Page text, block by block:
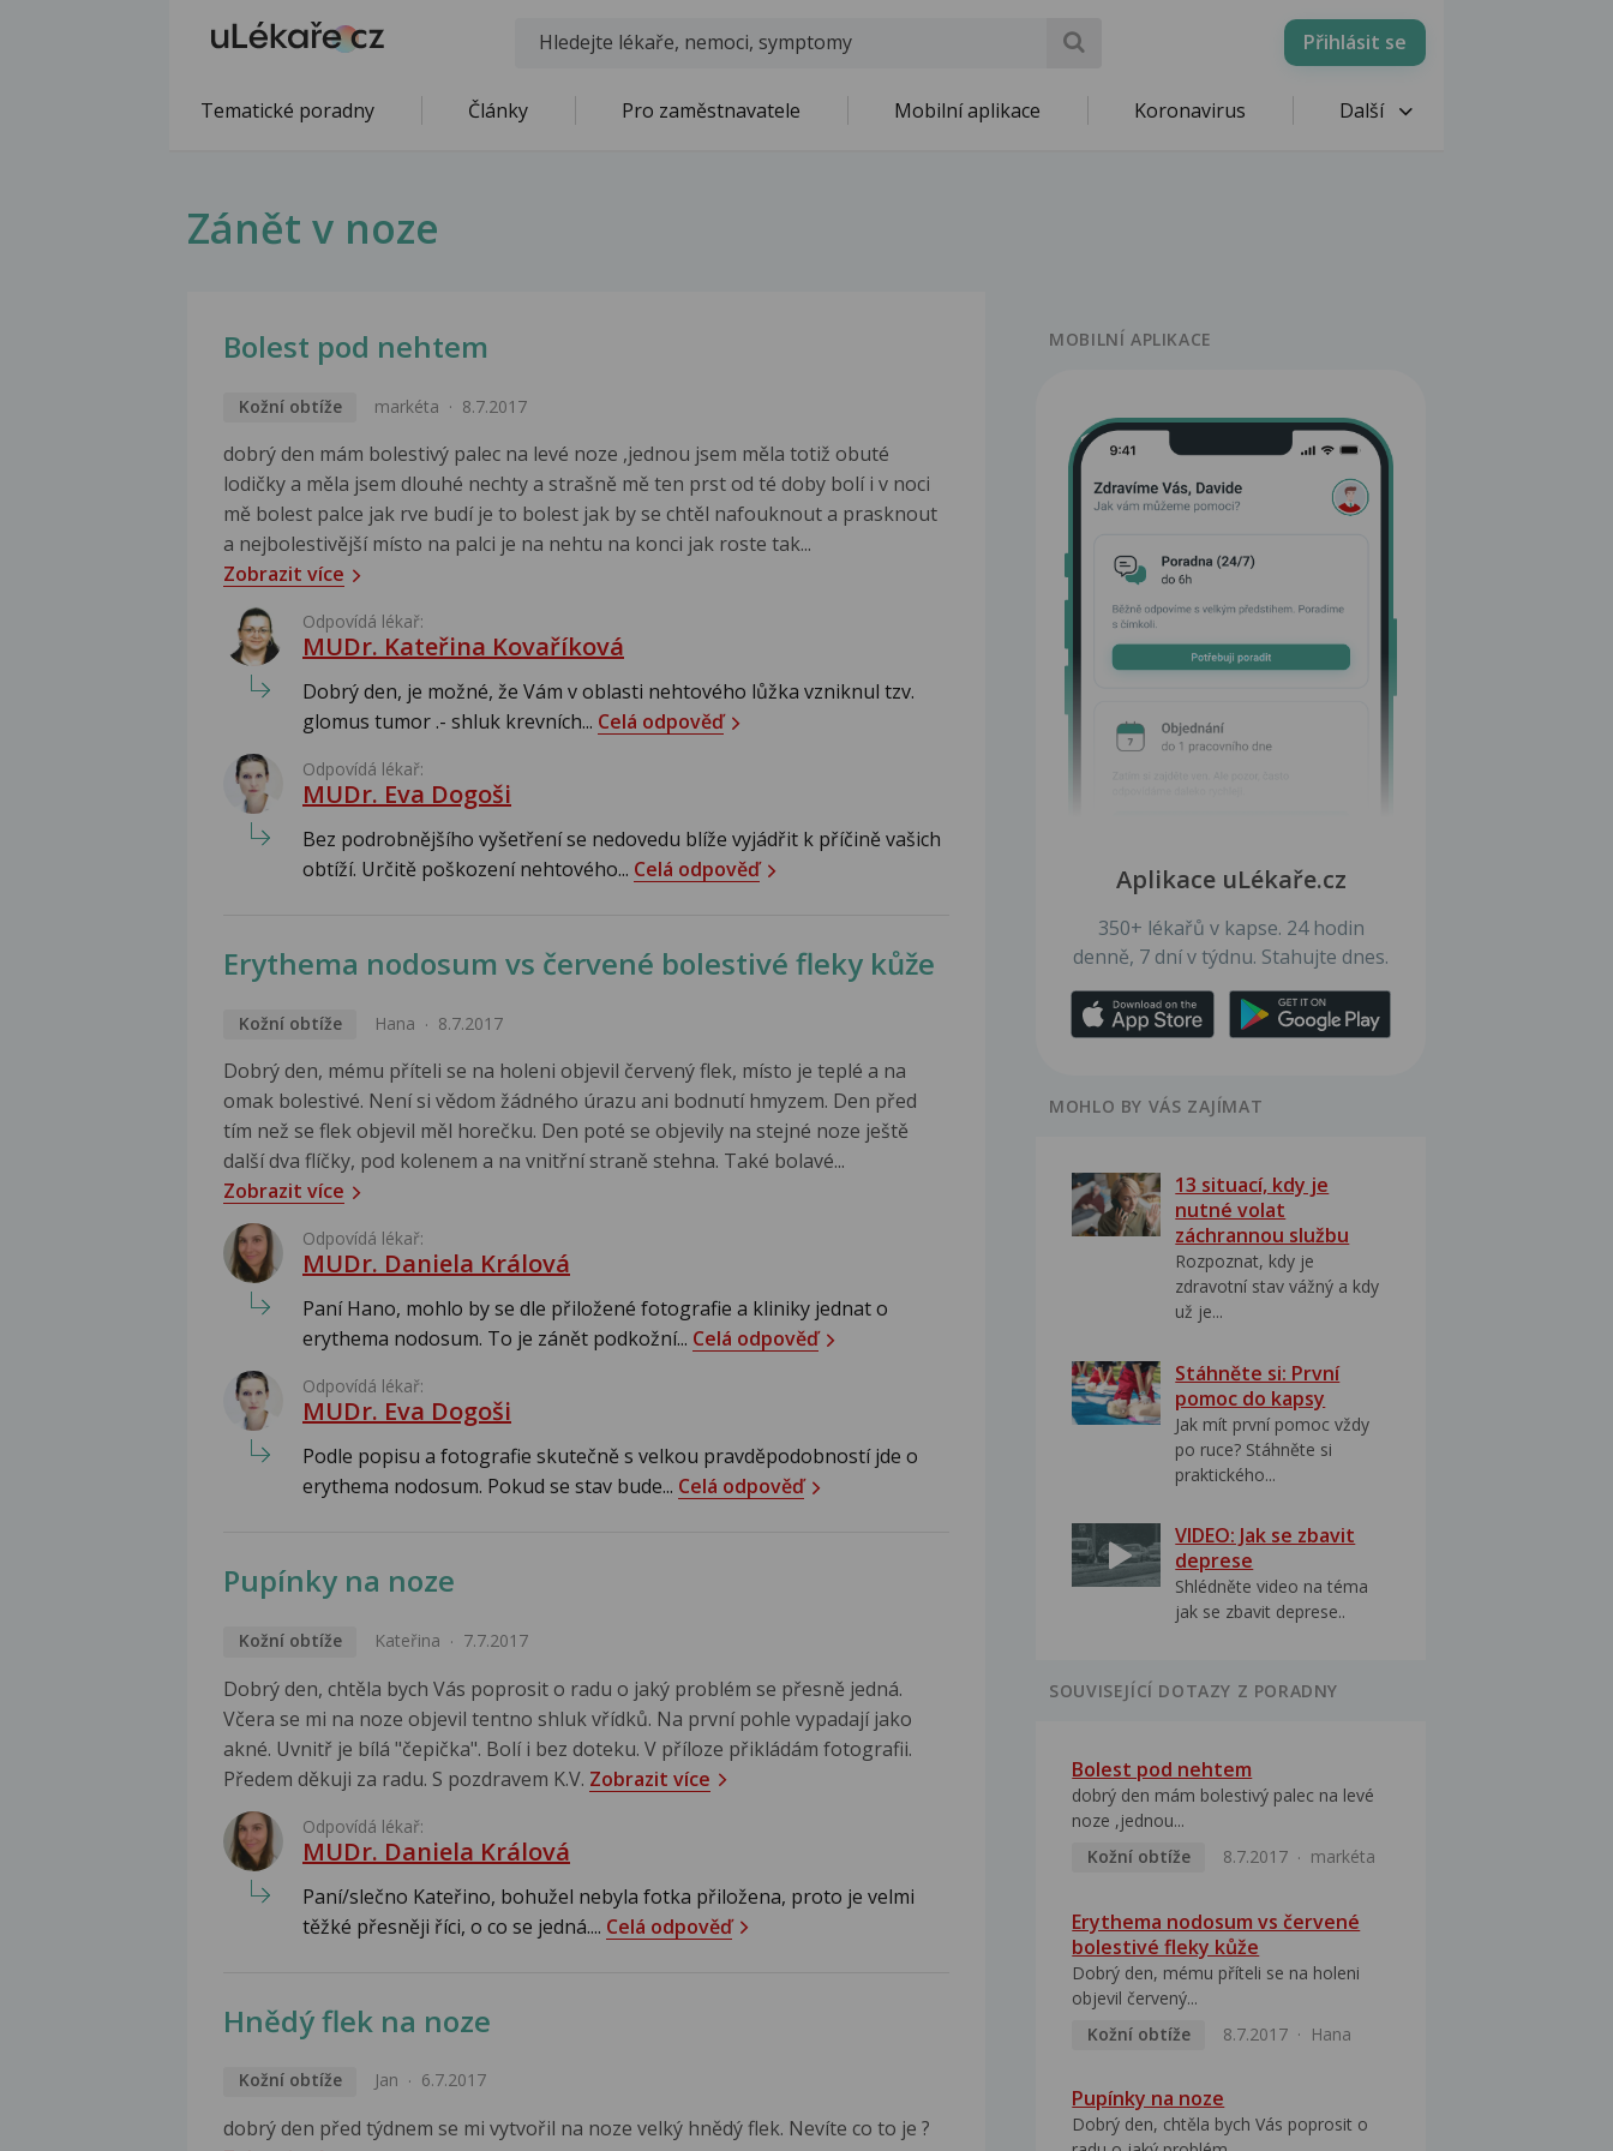
Přihlásit se
Tematické poradny Články Pro zaměstnavatele Mobilní aplikace Koronavirus Další
Zánět v noze
Bolest pod nehtem
Kožní obtíže markéta 8.7.2017
dobrý den mám bolestivý palec na levé noze ,jednou jsem měla totiž obuté
lodičky a měla jsem dlouhé nechty a strašně mě ten prst od té doby bolí i v noci
mě bolest palce jak rve budí je to bolest jak by se chtěl nafouknout a prasknout
a nejbolestivější místo na palci je na nehtu na konci jak roste tak...
Zobrazit více
Odpovídá lékař:
MUDr. Kateřina Kovaříková
Dobrý den, je možné, že Vám v oblasti nehtového lůžka vzniknul tzv.
glomus tumor .- shluk krevních... Celá odpověď
Odpovídá lékař:
MUDr. Eva Dogoši
Bez podrobnějšího vyšetření se nedovedu blíže vyjádřit k příčině vašich
obtíží. Určitě poškození nehtového... Celá odpověď
Erythema nodosum vs červené bolestivé fleky kůže
Kožní obtíže Hana 8.7.2017
Dobrý den, mému příteli se na holeni objevil červený flek, místo je teplé a na
omak bolestivé. Není si vědom žádného úrazu ani bodnutí hmyzem. Den před
tím než se flek objevil měl horečku. Den poté se objevily na stejné noze ještě
další dva flíčky, pod kolenem a na vnitřní straně stehna. Také bolavé...
Zobrazit více
Odpovídá lékař:
MUDr. Daniela Králová
Paní Hano, mohlo by se dle přiložené fotografie a kliniky jednat o
erythema nodosum. To je zánět podkožní... Celá odpověď
Odpovídá lékař:
MUDr. Eva Dogoši
Podle popisu a fotografie skutečně s velkou pravděpodobností jde o
erythema nodosum. Pokud se stav bude... Celá odpověď
Pupínky na noze
Kožní obtíže Kateřina 7.7.2017
Dobrý den, chtěla bych Vás poprosit o radu o jaký problém se přesně jedná.
Včera se mi na noze objevil tentno shluk vřídků. Na první pohle vypadají jako
akné. Uvnitř je bílá "čepička". Bolí i bez doteku. V příloze přikládám fotografii.
Předem děkuji za radu. S pozdravem K.V. Zobrazit více
Odpovídá lékař:
MUDr. Daniela Králová
Paní/slečno Kateřino, bohužel nebyla fotka přiložena, proto je velmi
těžké přesněji říci, o co se jedná.... Celá odpověď
Hnědý flek na noze
Kožní obtíže Jan 6.7.2017
dobrý den před týdnem se mi vytvořil na noze velký hnědý flek. Nevíte co to je ?
MOBILNÍ APLIKACE
Aplikace uLékaře.cz
350+ lékařů v kapse. 24 hodin
denně, 7 dní v týdnu. Stahujte dnes.
MOHLO BY VÁS ZAJÍMAT
13 situací, kdy je
nutné volat
záchrannou službu
Rozpoznat, kdy je
zdravotní stav vážný a kdy
už je...
Stáhněte si: První
pomoc do kapsy
Jak mít první pomoc vždy
po ruce? Stáhněte si
praktického...
VIDEO: Jak se zbavit
deprese
Shlédněte video na téma
jak se zbavit deprese..
SOUVISEJÍCÍ DOTAZY Z PORADNY
Bolest pod nehtem
dobrý den mám bolestivý palec na levé
noze ,jednou...
Kožní obtíže
8.7.2017 markéta
Erythema nodosum vs červené
bolestivé fleky kůže
Dobrý den, mému příteli se na holeni
objevil červený...
Kožní obtíže
8.7.2017 Hana
Pupínky na noze
Dobrý den, chtěla bych Vás poprosit o